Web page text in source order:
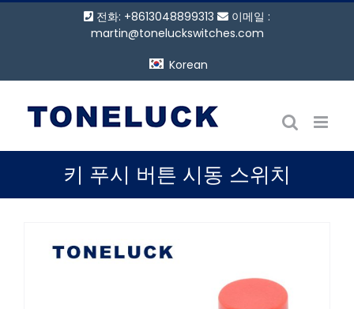
기
전화: +8613048899313
이메일 :
martin@toneluckswitches.com
Korean
키 푸시 버튼 시동 스위치